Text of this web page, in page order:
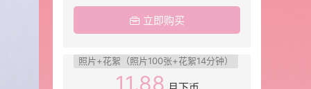
立即购买
照片+花絮（照片100张+花絮14分钟）
11.88